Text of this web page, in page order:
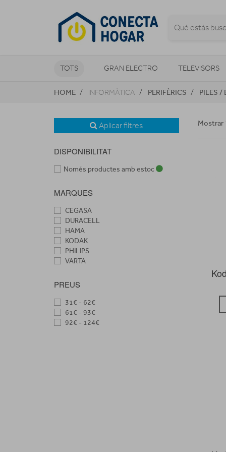
TOTS GRAN ELECTRO TELEVISORS
CLIMATITZACIÓ I CALEFACCIÓ
HOME INFORMÀTICA PERIFÈRICS PILES /
Aplicar filtres
DISPONIBILITAT
Només productes amb estoc
MARQUES
CEGASA
DURACELL
HAMA
KODAK
PHILIPS
VARTA
PREUS
31€ - 62€
61€ - 93€
92€ - 124€
Mostrar